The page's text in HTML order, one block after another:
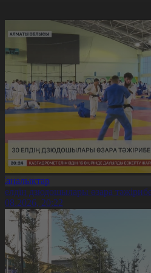
елдің дзюдошылары өзара
20:22